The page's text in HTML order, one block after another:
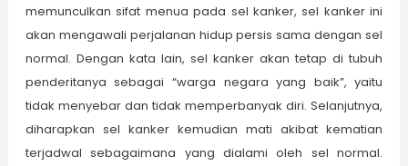
memunculkan sifat menua pada sel kanker, sel kanker ini
akan mengawali perjalanan hidup persis sama dengan sel
normal. Dengan kata lain, sel kanker akan tetap di tubuh
penderitanya sebagai “warga negara yang baik”, yaitu
tidak menyebar dan tidak memperbanyak diri. Selanjutnya,
diharapkan sel kanker kemudian mati akibat kematian
terjadwal sebagaimana yang dialami oleh sel normal.